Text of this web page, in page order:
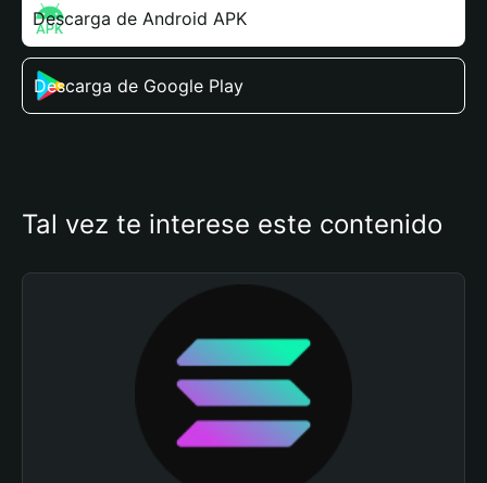
Descarga de Android APK
Descarga de Google Play
Tal vez te interese este contenido